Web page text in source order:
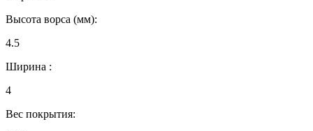
Высота ворса (мм):
4.5
Ширина :
4
Вес покрытия: